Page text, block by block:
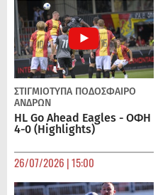
ΣΤΙΓΜΙΟΤΥΠΑ ΠΟΔΌΣΦΑΙΡΟ
ΑΝΔΡΏΝ
HL Go Ahead Eagles - ΟΦΗ
4-0 (Highlights)
26/07/2026 | 15:00